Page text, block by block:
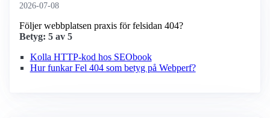
2026-07-08
Följer webbplatsen praxis för felsidan 404?
Betyg: 5 av 5
Kolla HTTP-kod hos SEObook
Hur funkar Fel 404 som betyg på Webperf?